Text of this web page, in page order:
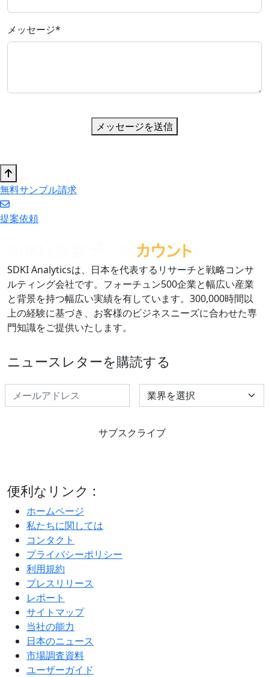
メッセージ*
メッセージを送信
無料サンプル請求
提案依頼
SDKI Analyticsは、日本を代表するリサーチと戦略コンサ
ルティング会社です。フォーチュン500企業と幅広い産業
と背景を持つ幅広い実績を有しています。300,000時間以
上の経験に基づき、お客様のビジネスニーズに合わせた専
門知識をご提供いたします。
ニュースレターを購読する
Select Industry
サブスクライブ
便利なリンク :
ホームページ
私たちに関しては
コンタクト
プライバシーポリシー
利用規約
プレスリリース
レポート
サイトマップ
当社の能力
日本のニュース
市場調査資料
ユーザーガイド